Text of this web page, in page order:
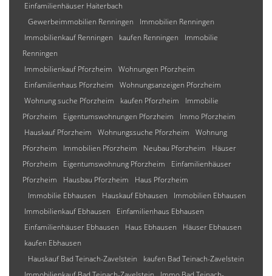
Einfamilienhäuser Haiterbach
Gewerbeimmobilien Renningen
Immobilien Renningen
Immobilienkauf Renningen
kaufen Renningen
Immobilie
Renningen
Immobilienkauf Pforzheim
Wohnungen Pforzheim
Einfamilienhaus Pforzheim
Wohnungsanzeigen Pforzheim
Wohnung suche Pforzheim
kaufen Pforzheim
Immobilie
Pforzheim
Eigentumswohnungen Pforzheim
Immo Pforzheim
Hauskauf Pforzheim
Wohnungssuche Pforzheim
Wohnung
Pforzheim
Immobilien Pforzheim Neubau Pforzheim
Häuser
Pforzheim
Eigentumswohnung Pforzheim
Einfamilienhäuser
Pforzheim
Hausbau Pforzheim
Haus Pforzheim
Immobilie Ebhausen
Hauskauf Ebhausen
Immobilien Ebhausen
Immobilienkauf Ebhausen
Einfamilienhaus Ebhausen
Einfamilienhäuser Ebhausen
Haus Ebhausen
Häuser Ebhausen
kaufen Ebhausen
Hauskauf Bad Teinach-Zavelstein
kaufen Bad Teinach-Zavelstein